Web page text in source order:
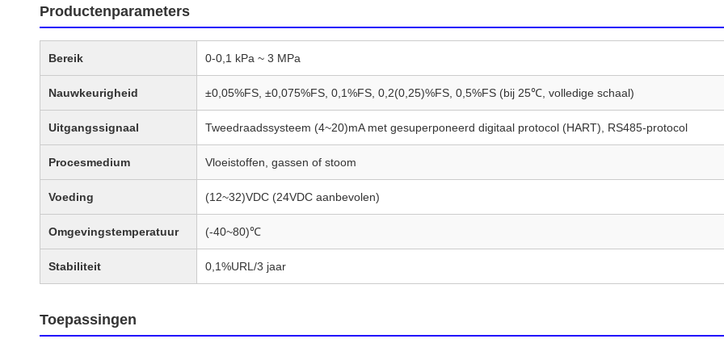
Productenparameters
Bereik 0-0,1 kPa ~ 3 MPa
Nauwkeurigheid ±0,05%FS, ±0,075%FS, 0,1%FS, 0,2(0,25)%FS, 0,5%FS (bij 25℃, volledige schaal)
Uitgangssignaal Tweedraadssysteem (4~20)mA met gesuperponeerd digitaal protocol (HART), RS485-protocol
Procesmedium Vloeistoffen, gassen of stoom
Voeding (12~32)VDC (24VDC aanbevolen)
Omgevingstemperatuur (-40~80)℃
Stabiliteit 0,1%URL/3 jaar
Toepassingen